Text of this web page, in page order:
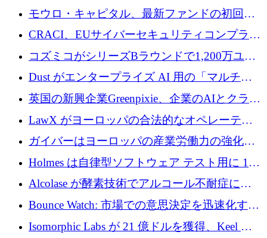
てヨーロッパ大陸法用の法律 AI を構築
モウロ・キャピタル、最新ファンドの初回ク
ローズで4億ドルを確保
CRACI、EUサイバーセキュリティコンプライ
アンスプラットフォームのために140万ユーロ
コズミコがシリーズBラウンドで1,200万ユー
ロを調達
Dust がエンタープライズ AI 用の「マルチプ
レイヤー」オペレーティング システムを構築
するシリーズ B で 4,000 万ドルを調達
英国の新興企業Greenpixie、企業のAIとクラウ
ドのエネルギー無駄を削減するために470万ポ
ンドを調達
LawX がヨーロッパの合法的なオペレーティ
ング システムを構築するために 750 万ユーロ
を調達
ガイバーはヨーロッパの産業労働力の強化に
貢献するために 140 万ユーロを獲得
Holmes は自律型ソフトウェア テスト用に 110
万ユーロのプレシードを提供して開始
Alcolase が酵素技術でアルコール不耐症に取
り組むために 150 万ユーロを調達
Bounce Watch: 市場での意思決定を迅速化する
ためのインテリジェンス層を構築する
Isomorphic Labs が 21 億ドルを獲得、Keel の